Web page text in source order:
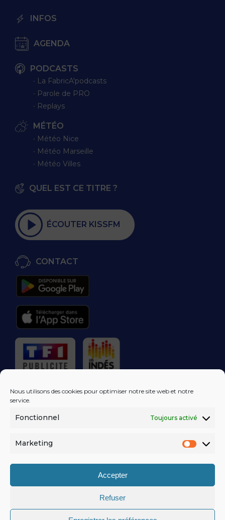
Nous utilisons des cookies pour optimiser notre site web et notre
service.
Fonctionnel Toujours activé
Marketing
Accepter
Refuser
INFOS
AGENDA
PODCASTS
∙ La FabricA'podcasts
∙ Parole de PRO
∙ Replays
MÉTÉO
∙ Météo Nice
∙ Météo Marseille
∙ Météo Villes
QUEL EST CE TITRE ?
ÉCOUTER KISSFM
CONTACT
RÉGIE PUBLICITAIRE
LES EXCLUS
DANS VOTRE
MENTIONS LÉGALES